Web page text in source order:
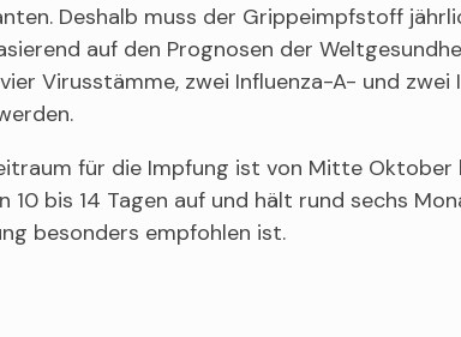
Deshalb muss der Grippeimpfstoff
auf den Prognosen der
Virusstämme, zwei Influenza-A- und
für die Impfung ist von Mitte
10 bis 14 Tagen auf und hält rund sechs
besonders empfohlen ist.